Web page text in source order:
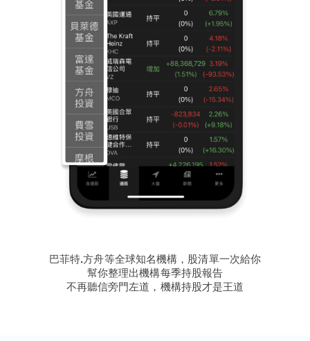
巴菲特.方舟等全球知名機構，股清單一次給你
幫你整理出機構每季持股報告
不再聽信旁門左道，機構持股才是王道